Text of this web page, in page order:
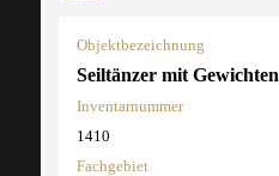
Objektbezeichnung
Seiltänzer mit Gewichten
Inventarnummer
1410
Fachgebiet